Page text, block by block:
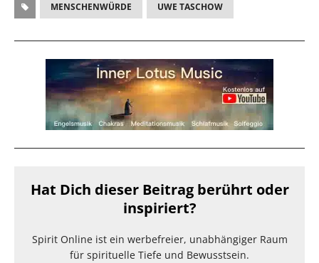
MENSCHENWÜRDE UWE TASCHOW
Hat Dich dieser Beitrag berührt oder
inspiriert?
Spirit Online ist ein werbefreier, unabhängiger Raum
für spirituelle Tiefe und Bewusstsein.